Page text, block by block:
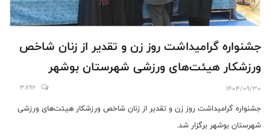
جشنواره گرامیداشت روز زن و تقدیر از زنان شاخص
ورزشکار هیئت‌های ورزشی شهرستان بوشهر
1404/09/30
3896
جشنواره گرامیداشت روز زن و تقدیر از زنان شاخص ورزشکار هیئت‌های ورزشی
شهرستان بوشهر برگزار شد.